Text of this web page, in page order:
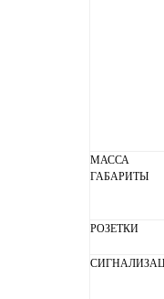
МАССА
ГАБАРИТЫ
РОЗЕТКИ